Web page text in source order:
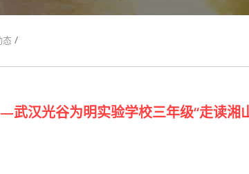
态 /
汉光谷为明实验学校三年级“走读湘